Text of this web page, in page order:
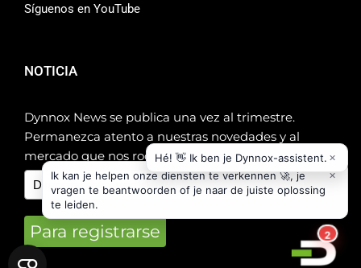
Síguenos en YouTube
NOTICIA
Dynnox News se publica una vez al trimestre.
Permanezca atento a nuestras novedades y al
mercado que nos rodea.
Para registrarse